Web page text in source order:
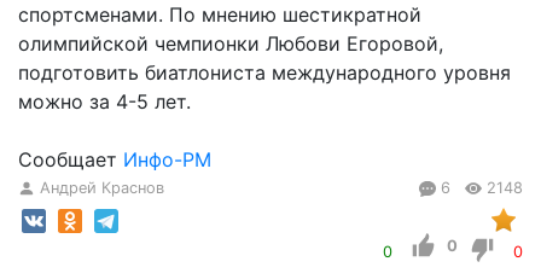
спортсменами. По мнению шестикратной
олимпийской чемпионки Любови Егоровой,
подготовить биатлониста международного уровня
можно за 4-5 лет.
Сообщает Инфо-РМ
Андрей Краснов 6 2148
0 0 0